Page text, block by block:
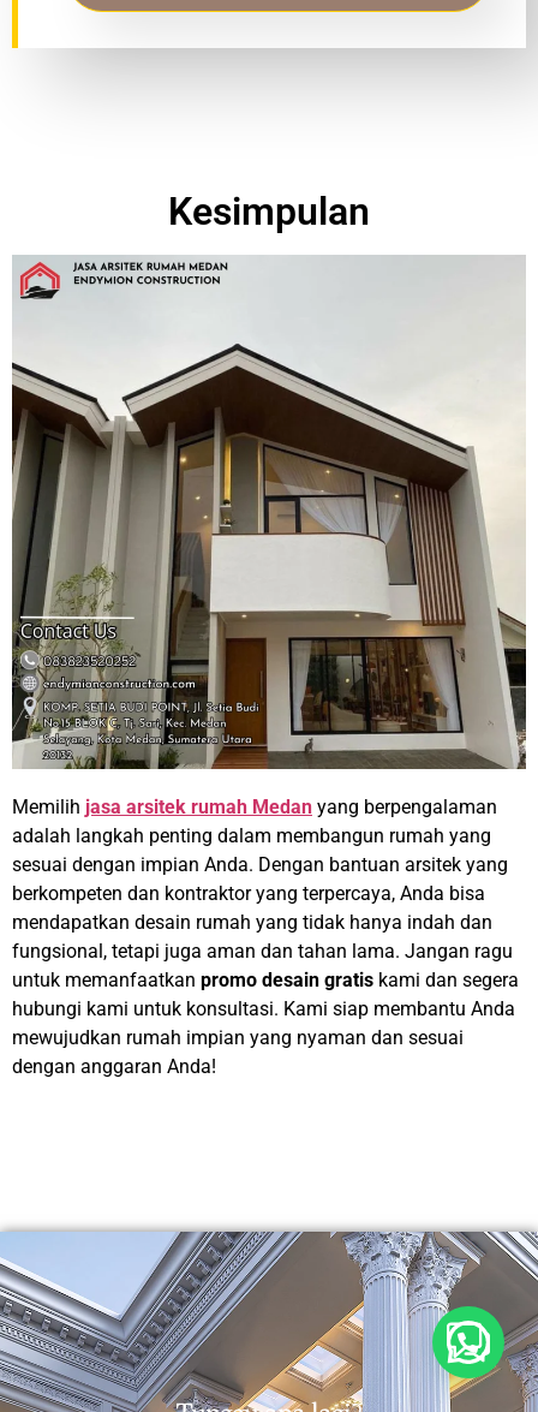
Kesimpulan
Memilih jasa arsitek rumah Medan yang berpengalaman
adalah langkah penting dalam membangun rumah yang
sesuai dengan impian Anda. Dengan bantuan arsitek yang
berkompeten dan kontraktor yang terpercaya, Anda bisa
mendapatkan desain rumah yang tidak hanya indah dan
fungsional, tetapi juga aman dan tahan lama. Jangan ragu
untuk memanfaatkan promo desain gratis kami dan segera
hubungi kami untuk konsultasi. Kami siap membantu Anda
mewujudkan rumah impian yang nyaman dan sesuai
dengan anggaran Anda!
Buka Whatsapp